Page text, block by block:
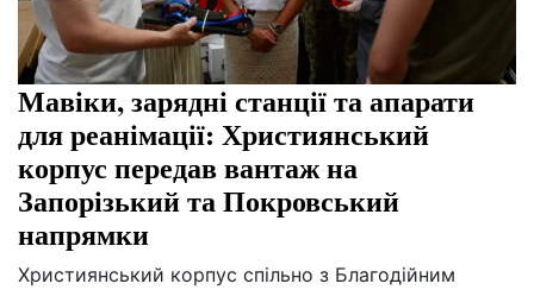
Мавіки, зарядні станції та апарати
для реанімації: Християнський
корпус передав вантаж на
Запорізький та Покровський
напрямки
Християнський корпус спільно з Благодійним